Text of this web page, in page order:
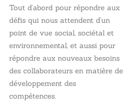
Tout d’abord pour répondre aux
défis qui nous attendent d’un
point de vue social, sociétal et
environnemental, et aussi pour
répondre aux nouveaux besoins
des collaborateurs en matière de
développement des
compétences.